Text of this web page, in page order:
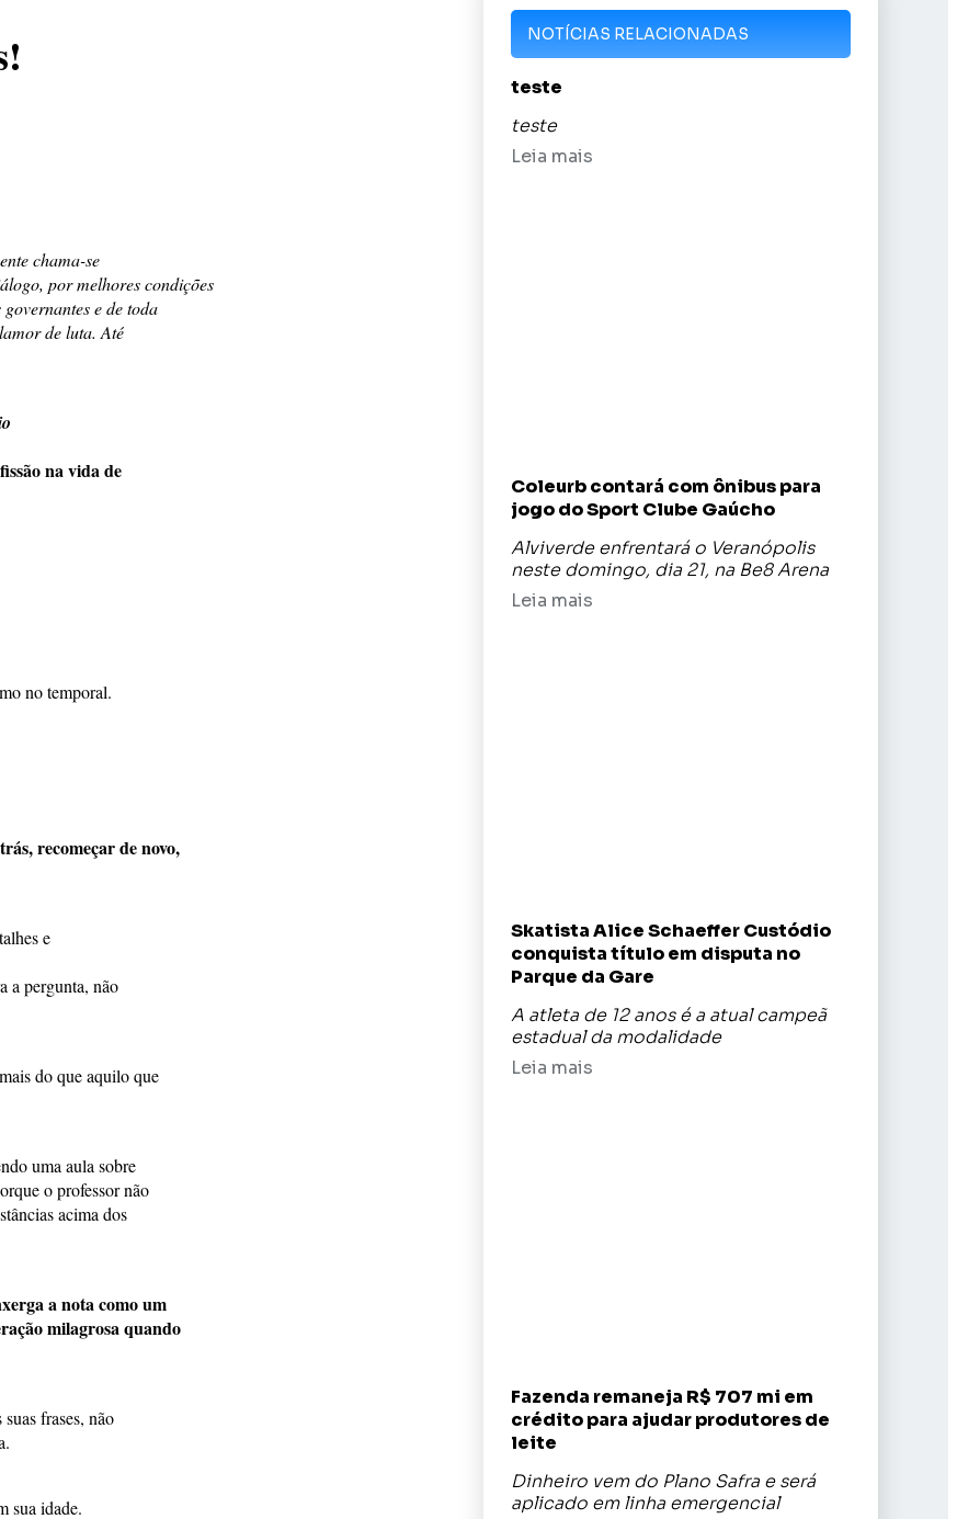
chama-se
por melhores condições
e de toda
de luta. Até
na vida de
no temporal.
recomeçar de novo,
e
a pergunta, não
do que aquilo que
uma aula sobre
o professor não
acima dos
a nota como um
milagrosa quando
frases, não
sua idade.
NOTÍCIAS RELACIONADAS
teste
teste
Leia mais
Coleurb contará com ônibus para
jogo do Sport Clube Gaúcho
Alviverde enfrentará o Veranópolis
neste domingo, dia 21, na Be8 Arena
Leia mais
Skatista Alice Schaeffer Custódio
conquista título em disputa no
Parque da Gare
A atleta de 12 anos é a atual campeã
estadual da modalidade
Leia mais
Fazenda remaneja R$ 707 mi em
crédito para ajudar produtores de
leite
Dinheiro vem do Plano Safra e será
aplicado em linha emergencial